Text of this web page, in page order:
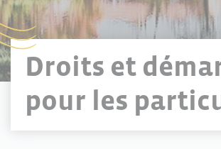
Droits et
pour les